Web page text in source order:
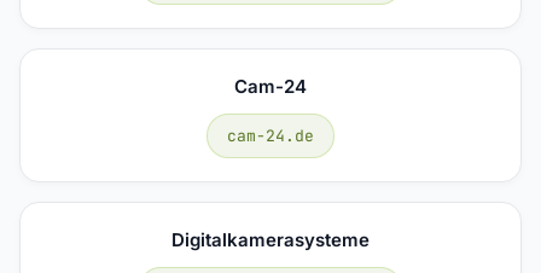
Cam-24
cam-24.de
Digitalkamerasysteme